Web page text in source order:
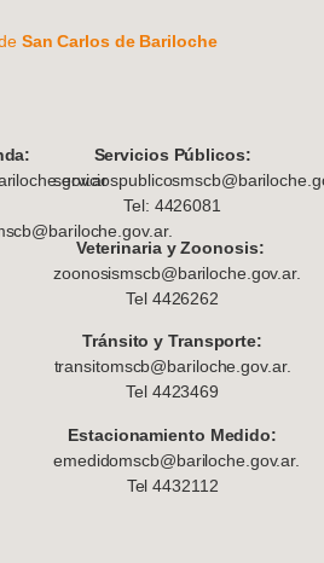
San Carlos de Bariloche
Servicios Públicos:
Tel: 4426081
Veterinaria y Zoonosis:
zoonosismscb@bariloche.gov.ar.
Tel 4426262
Tránsito y Transporte:
transitomscb@bariloche.gov.ar.
Tel 4423469
Estacionamiento Medido:
emedidomscb@bariloche.gov.ar.
Tel 4432112